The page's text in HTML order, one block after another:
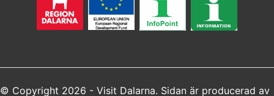
© Copyright 2026 - Visit Dalarna. Sidan är producerad av